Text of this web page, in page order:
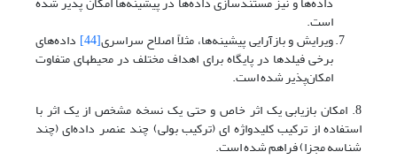
است.
ویرایش و بازآرایی پیشینه‌ها، مثلاً اصلاح سراسری[44] داده‌های
برخی فیلدها در پایگاه برای اهداف مختلف در محیطهای متفاوت
امکان‌پذیر شده است.
8. امکان بازیابی یک اثر خاص و حتی یک نسخه مشخص از یک اثر با
استفاده از ترکیب کلیدواژه ای (ترکیب بولی) چند عنصر داده‌ای (چند
شناسه مجزا) فراهم شده است.